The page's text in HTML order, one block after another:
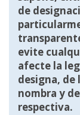
de
evite
afecte la
designa, de
nombra y
respectiva.